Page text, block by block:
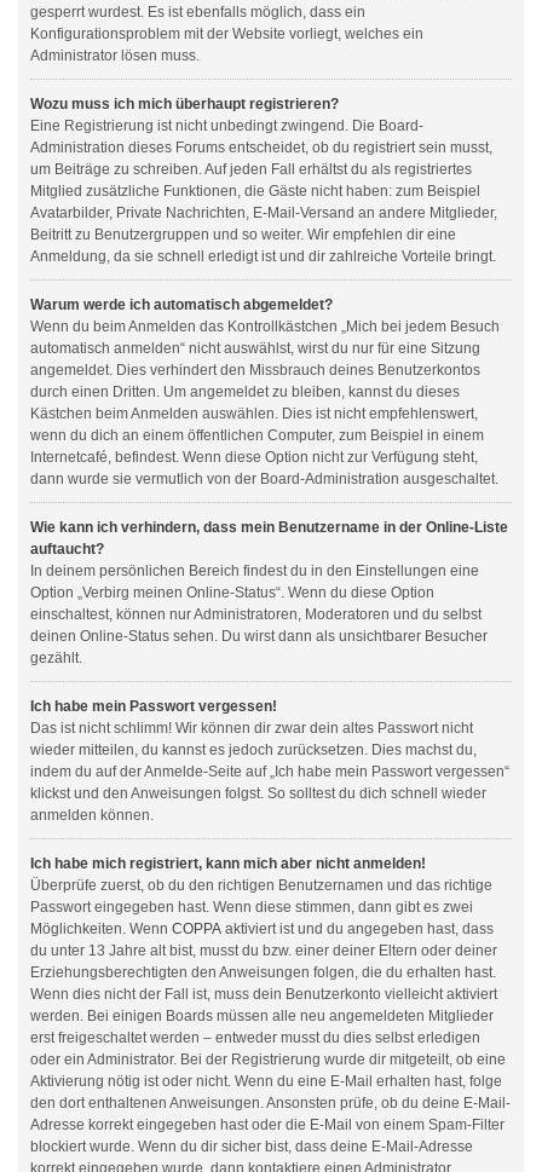
gesperrt wurdest. Es ist ebenfalls möglich, dass ein
Konfigurationsproblem mit der Website vorliegt, welches ein
Administrator lösen muss.
Wozu muss ich mich überhaupt registrieren?
Eine Registrierung ist nicht unbedingt zwingend. Die Board-
Administration dieses Forums entscheidet, ob du registriert sein musst,
um Beiträge zu schreiben. Auf jeden Fall erhältst du als registriertes
Mitglied zusätzliche Funktionen, die Gäste nicht haben: zum Beispiel
Avatarbilder, Private Nachrichten, E-Mail-Versand an andere Mitglieder,
Beitritt zu Benutzergruppen und so weiter. Wir empfehlen dir eine
Anmeldung, da sie schnell erledigt ist und dir zahlreiche Vorteile bringt.
Warum werde ich automatisch abgemeldet?
Wenn du beim Anmelden das Kontrollkästchen „Mich bei jedem Besuch
automatisch anmelden“ nicht auswählst, wirst du nur für eine Sitzung
angemeldet. Dies verhindert den Missbrauch deines Benutzerkontos
durch einen Dritten. Um angemeldet zu bleiben, kannst du dieses
Kästchen beim Anmelden auswählen. Dies ist nicht empfehlenswert,
wenn du dich an einem öffentlichen Computer, zum Beispiel in einem
Internetcafé, befindest. Wenn diese Option nicht zur Verfügung steht,
dann wurde sie vermutlich von der Board-Administration ausgeschaltet.
Wie kann ich verhindern, dass mein Benutzername in der Online-Liste
auftaucht?
In deinem persönlichen Bereich findest du in den Einstellungen eine
Option „Verbirg meinen Online-Status“. Wenn du diese Option
einschaltest, können nur Administratoren, Moderatoren und du selbst
deinen Online-Status sehen. Du wirst dann als unsichtbarer Besucher
gezählt.
Ich habe mein Passwort vergessen!
Das ist nicht schlimm! Wir können dir zwar dein altes Passwort nicht
wieder mitteilen, du kannst es jedoch zurücksetzen. Dies machst du,
indem du auf der Anmelde-Seite auf „Ich habe mein Passwort vergessen“
klickst und den Anweisungen folgst. So solltest du dich schnell wieder
anmelden können.
Ich habe mich registriert, kann mich aber nicht anmelden!
Überprüfe zuerst, ob du den richtigen Benutzernamen und das richtige
Passwort eingegeben hast. Wenn diese stimmen, dann gibt es zwei
Möglichkeiten. Wenn COPPA aktiviert ist und du angegeben hast, dass
du unter 13 Jahre alt bist, musst du bzw. einer deiner Eltern oder deiner
Erziehungsberechtigten den Anweisungen folgen, die du erhalten hast.
Wenn dies nicht der Fall ist, muss dein Benutzerkonto vielleicht aktiviert
werden. Bei einigen Boards müssen alle neu angemeldeten Mitglieder
erst freigeschaltet werden – entweder musst du dies selbst erledigen
oder ein Administrator. Bei der Registrierung wurde dir mitgeteilt, ob eine
Aktivierung nötig ist oder nicht. Wenn du eine E-Mail erhalten hast, folge
den dort enthaltenen Anweisungen. Ansonsten prüfe, ob du deine E-Mail-
Adresse korrekt eingegeben hast oder die E-Mail von einem Spam-Filter
blockiert wurde. Wenn du dir sicher bist, dass deine E-Mail-Adresse
korrekt eingegeben wurde, dann kontaktiere einen Administrator.